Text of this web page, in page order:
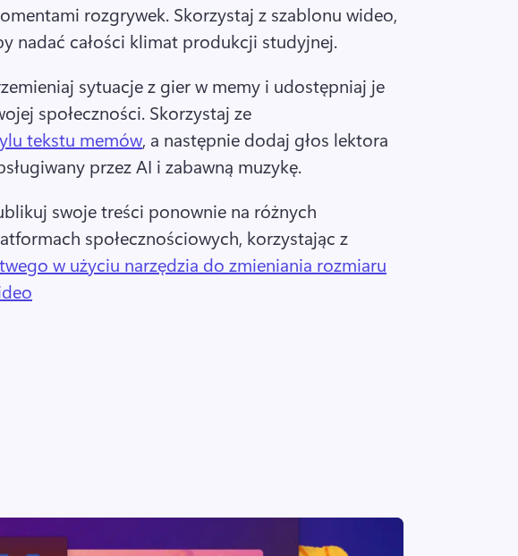
rozgrywek. Skorzystaj z szablonu wideo,
nadać całości klimat produkcji studyjnej.
sytuacje z gier w memy i udostępniaj je
społeczności. Skorzystaj ze
tekstu memów, a następnie dodaj głos lektora
przez AI i zabawną muzykę.
swoje treści ponownie na różnych
społecznościowych, korzystając z
w użyciu narzędzia do zmieniania rozmiaru